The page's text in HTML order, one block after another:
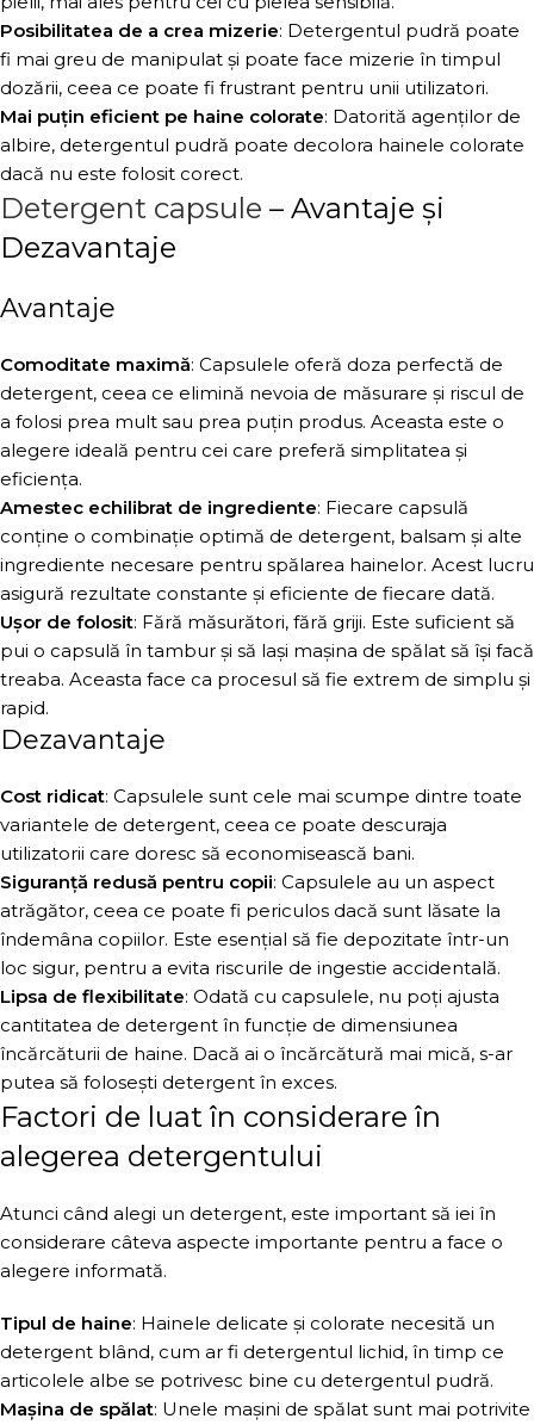
Posibilitatea de a crea mizerie: Detergentul pudră poate
fi mai greu de manipulat și poate face mizerie în timpul
dozării, ceea ce poate fi frustrant pentru unii utilizatori.
Mai puțin eficient pe haine colorate: Datorită agenților de
albire, detergentul pudră poate decolora hainele colorate
dacă nu este folosit corect.
Detergent capsule – Avantaje și
Dezavantaje
Avantaje
Comoditate maximă: Capsulele oferă doza perfectă de
detergent, ceea ce elimină nevoia de măsurare și riscul de
a folosi prea mult sau prea puțin produs. Aceasta este o
alegere ideală pentru cei care preferă simplitatea și
eficiența.
Amestec echilibrat de ingrediente: Fiecare capsulă
conține o combinație optimă de detergent, balsam și alte
ingrediente necesare pentru spălarea hainelor. Acest lucru
asigură rezultate constante și eficiente de fiecare dată.
Ușor de folosit: Fără măsurători, fără griji. Este suficient să
pui o capsulă în tambur și să lași mașina de spălat să își facă
treaba. Aceasta face ca procesul să fie extrem de simplu și
rapid.
Dezavantaje
Cost ridicat: Capsulele sunt cele mai scumpe dintre toate
variantele de detergent, ceea ce poate descuraja
utilizatorii care doresc să economisească bani.
Siguranță redusă pentru copii: Capsulele au un aspect
atrăgător, ceea ce poate fi periculos dacă sunt lăsate la
îndemâna copiilor. Este esențial să fie depozitate într-un
loc sigur, pentru a evita riscurile de ingestie accidentală.
Lipsa de flexibilitate: Odată cu capsulele, nu poți ajusta
cantitatea de detergent în funcție de dimensiunea
încărcăturii de haine. Dacă ai o încărcătură mai mică, s-ar
putea să folosești detergent în exces.
Factori de luat în considerare în
alegerea detergentului
Atunci când alegi un detergent, este important să iei în
considerare câteva aspecte importante pentru a face o
alegere informată.
Tipul de haine: Hainele delicate și colorate necesită un
detergent blând, cum ar fi detergentul lichid, în timp ce
articolele albe se potrivesc bine cu detergentul pudră.
Mașina de spălat: Unele mașini de spălat sunt mai potrivite